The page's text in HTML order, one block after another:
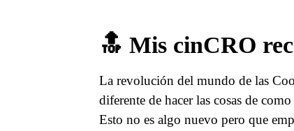
🔝 Mis cinCRO
La revolución del mundo de las
diferente de hacer las cosas de
Esto no es algo nuevo pero que